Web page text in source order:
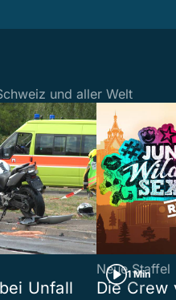
und aller Welt
Unfall
1 Min
Neue Staffel
Die Crew